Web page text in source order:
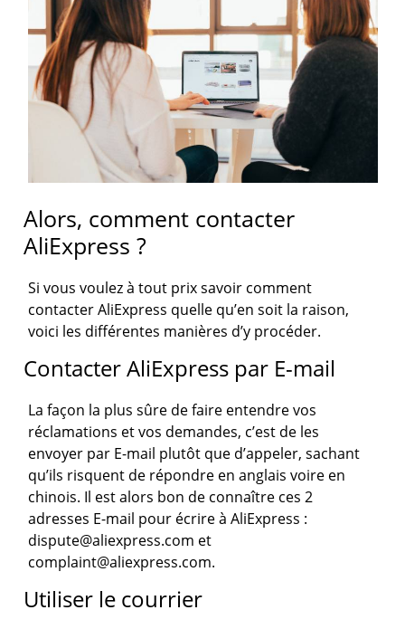
Alors, comment contacter
AliExpress ?
Si vous voulez à tout prix savoir comment
contacter AliExpress quelle qu’en soit la raison,
voici les différentes manières d’y procéder.
Contacter AliExpress par E-mail
La façon la plus sûre de faire entendre vos
réclamations et vos demandes, c’est de les
envoyer par E-mail plutôt que d’appeler, sachant
qu’ils risquent de répondre en anglais voire en
chinois. Il est alors bon de connaître ces 2
adresses E-mail pour écrire à AliExpress :
dispute@aliexpress.com et
complaint@aliexpress.com.
Utiliser le courrier